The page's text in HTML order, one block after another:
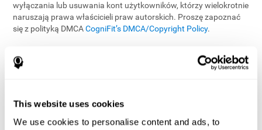
This website uses cookies
We use cookies to personalise content and ads, to
wyłączania lub usuwania kont użytkowników, którzy wielokrotnie
naruszają prawa właścicieli praw autorskich. Proszę zapoznać
się z polityką DMCACogniFit’s DMCA/Copyright Policy.
12. Warunki dla płatnych usług
płatnych usług („Warunki płatnych usług”) dotyczą zakupu i
automatycznego odnawiania usług subskrypcyjnych, takich jak